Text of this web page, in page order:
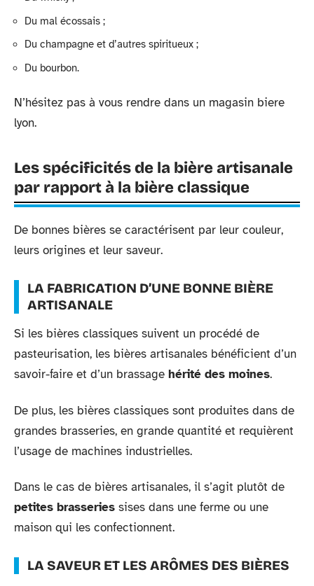
Du mal écossais ;
Du champagne et d’autres spiritueux ;
Du bourbon.
N’hésitez pas à vous rendre dans un magasin biere
lyon.
Les spécificités de la bière artisanale
par rapport à la bière classique
De bonnes bières se caractérisent par leur couleur,
leurs origines et leur saveur.
LA FABRICATION D’UNE BONNE BIÈRE
ARTISANALE
Si les bières classiques suivent un procédé de
pasteurisation, les bières artisanales bénéficient d’un
savoir-faire et d’un brassage hérité des moines.
De plus, les bières classiques sont produites dans de
grandes brasseries, en grande quantité et requièrent
l’usage de machines industrielles.
Dans le cas de bières artisanales, il s’agit plutôt de
petites brasseries sises dans une ferme ou une
maison qui les confectionnent.
LA SAVEUR ET LES ARÔMES DES BIÈRES